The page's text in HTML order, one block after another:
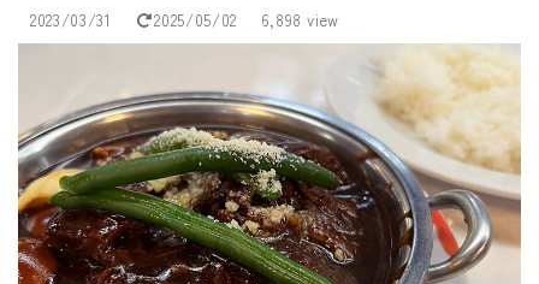
2023/03/31 2025/05/02 6,898 view